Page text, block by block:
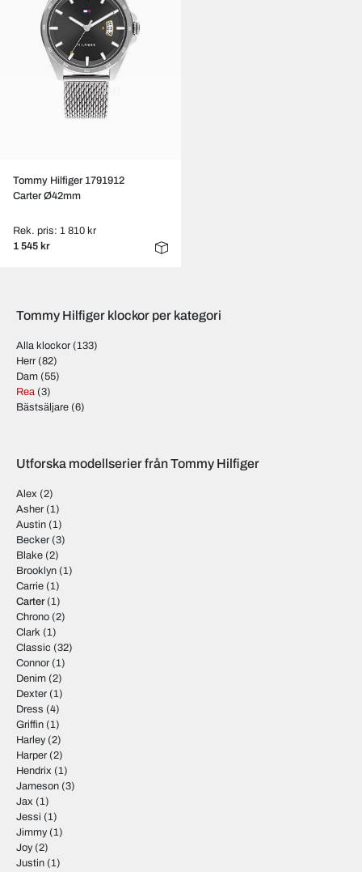
Tommy Hilfiger 1791912
Carter Ø42mm
Rek. pris: 1 810 kr
1 545 kr
Tommy Hilfiger klockor per kategori
Alla klockor (133)
Herr (82)
Dam (55)
Rea (3)
Bästsäljare (6)
Utforska modellserier från Tommy Hilfiger
Alex (2)
Asher (1)
Austin (1)
Becker (3)
Blake (2)
Brooklyn (1)
Carrie (1)
Carter(1)
Chrono (2)
Clark (1)
Classic (32)
Connor (1)
Denim (2)
Dexter (1)
Dress (4)
Griffin (1)
Harley(2)
Harper (2)
Hendrix (1)
Jameson (3)
Jax (1)
Jessi (1)
Jimmy(1)
Joy(2)
Justin (1)